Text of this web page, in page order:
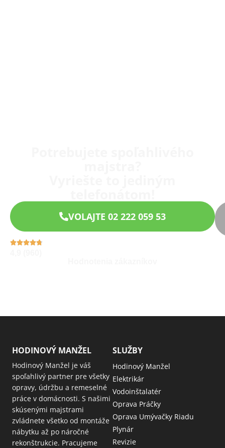
VOLAJTE 02 222 059 53
HODINOVÝ MANŽEL
Hodinový Manžel je váš
spoľahlivý partner pre všetky
opravy, údržbu a remeselné
práce v domácnosti. S našimi
skúsenými majstrami
zvládnete všetko od montáže
nábytku až po náročné
rekonštrukcie. Pracujeme
SLUŽBY
Hodinový Manžel
Elektrikár
Vodoinštalatér
Oprava Práčky
Oprava Umývačky Riadu
Plynár
Revizie